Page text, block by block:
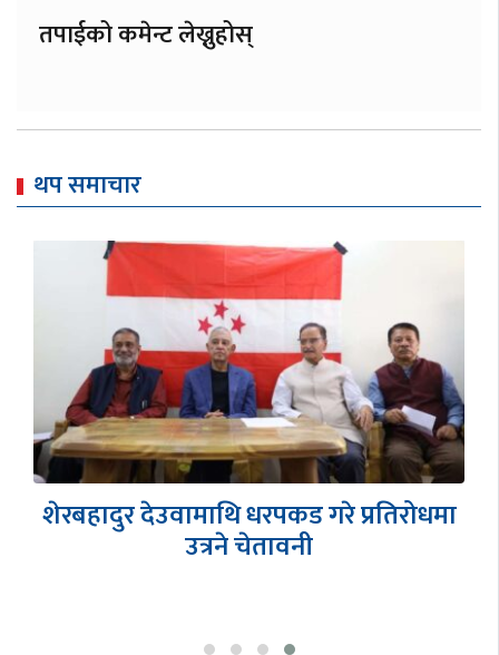
तपाईको कमेन्ट लेख्नुहोस्
थप समाचार
शेरबहादुर देउवामाथि धरपकड गरे प्रतिरोधमा
उत्रने चेतावनी